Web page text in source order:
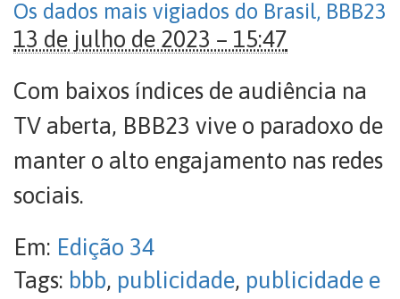
Os dados mais vigiados do Brasil, BBB23
13 de julho de 2023 – 15:47
Com baixos índices de audiência na
TV aberta, BBB23 vive o paradoxo de
manter o alto engajamento nas redes
sociais.
Em: Edição 34
Tags: bbb, publicidade, publicidade e